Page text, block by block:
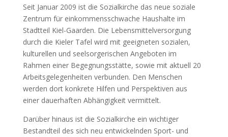
Seit Januar 2009 ist die Sozialkirche das neue soziale
Zentrum für einkommensschwache Haushalte im
Stadtteil Kiel-Gaarden. Die Lebensmittelversorgung
durch die Kieler Tafel wird mit geeigneten sozialen,
kulturellen und seelsorgerischen Angeboten im
Rahmen einer Begegnungsstätte, sowie mit aktuell 20
Arbeitsgelegenheiten verbunden. Den Menschen
werden dort konkrete Hilfen und Perspektiven aus
einer dauerhaften Abhängigkeit vermittelt.
Darüber hinaus ist die Sozialkirche ein wichtiger
Bestandteil des sich neu entwickelnden Sport- und